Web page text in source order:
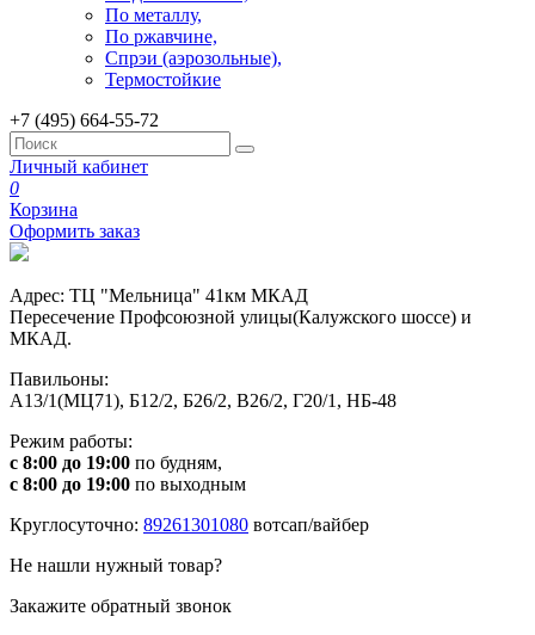
По металлу,
По ржавчине,
Спрэи (аэрозольные),
Термостойкие
+7 (495) 664-55-72
Личный кабинет
0
Корзина
Оформить заказ
Адрес: ТЦ "Мельница" 41км МКАД
Пересечение Профсоюзной улицы(Калужского шоссе) и
МКАД.
Павильоны:
А13/1(МЦ71), Б12/2, Б26/2, В26/2, Г20/1, НБ-48
Режим работы:
с 8:00 до 19:00 по будням,
с 8:00 до 19:00 по выходным
Круглосуточно: 89261301080 вотсап/вайбер
Не нашли нужный товар?
Закажите обратный звонок